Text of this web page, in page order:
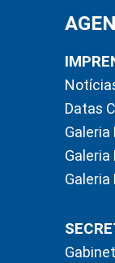
Datas
Galeria
Galeria
Galeria